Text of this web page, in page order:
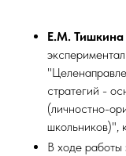
Е.М. Тишкина
стратегий -
(личностно-
школьников)",
В ходе работы